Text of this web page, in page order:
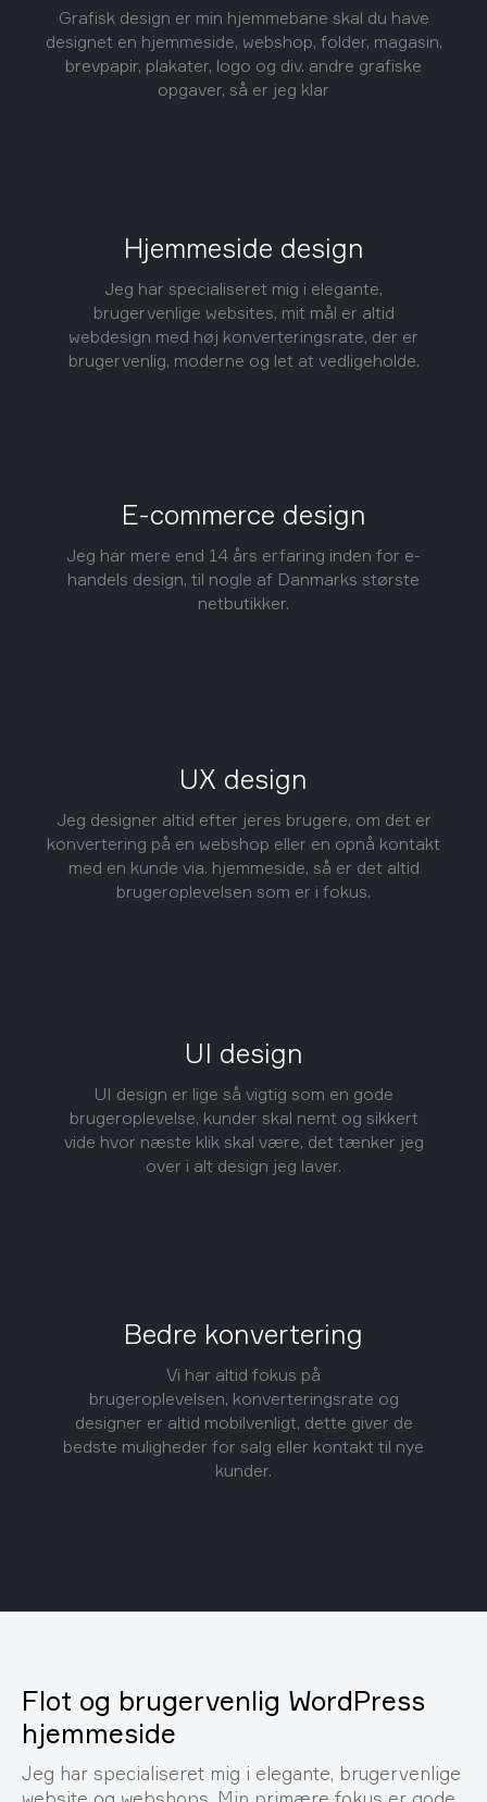
Grafisk design er min hjemmebane skal du have
designet en hjemmeside, webshop, folder, magasin,
brevpapir, plakater, logo og div. andre grafiske
opgaver, så er jeg klar
Hjemmeside design
Jeg har specialiseret mig i elegante,
brugervenlige websites, mit mål er altid
webdesign med høj konverteringsrate, der er
brugervenlig, moderne og let at vedligeholde.
E-commerce design
Jeg har mere end 14 års erfaring inden for e-
handels design, til nogle af Danmarks største
netbutikker.
UX design
Jeg designer altid efter jeres brugere, om det er
konvertering på en webshop eller en opnå kontakt
med en kunde via. hjemmeside, så er det altid
brugeroplevelsen som er i fokus.
UI design
UI design er lige så vigtig som en gode
brugeroplevelse, kunder skal nemt og sikkert
vide hvor næste klik skal være, det tænker jeg
over i alt design jeg laver.
Bedre konvertering
Vi har altid fokus på
brugeroplevelsen, konverteringsrate og
designer er altid mobilvenligt, dette giver de
bedste muligheder for salg eller kontakt til nye
kunder.
Flot og brugervenlig WordPress
hjemmeside
Jeg har specialiseret mig i elegante, brugervenlige